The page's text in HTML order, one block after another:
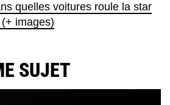
quelles voitures roule la star
(+ images)
SUJET